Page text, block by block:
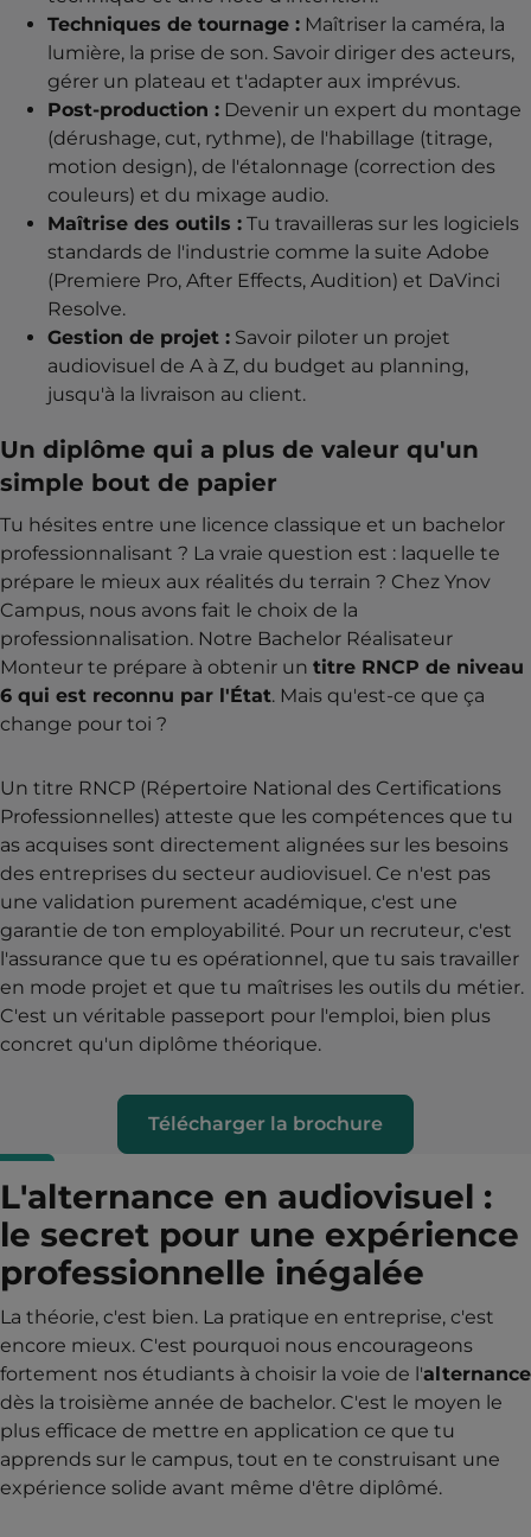
Techniques de tournage : Maîtriser la caméra, la
lumière, la prise de son. Savoir diriger des acteurs,
gérer un plateau et t'adapter aux imprévus.
Post-production : Devenir un expert du montage
(dérushage, cut, rythme), de l'habillage (titrage,
motion design), de l'étalonnage (correction des
couleurs) et du mixage audio.
Maîtrise des outils : Tu travailleras sur les logiciels
standards de l'industrie comme la suite Adobe
(Premiere Pro, After Effects, Audition) et DaVinci
Resolve.
Gestion de projet : Savoir piloter un projet
audiovisuel de A à Z, du budget au planning,
jusqu'à la livraison au client.
Un diplôme qui a plus de valeur qu'un
simple bout de papier
Tu hésites entre une licence classique et un bachelor
professionnalisant ? La vraie question est : laquelle te
prépare le mieux aux réalités du terrain ? Chez Ynov
Campus, nous avons fait le choix de la
professionnalisation. Notre Bachelor Réalisateur
Monteur te prépare à obtenir un titre RNCP de niveau
6 qui est reconnu par l'État. Mais qu'est-ce que ça
change pour toi ?
Un titre RNCP (Répertoire National des Certifications
Professionnelles) atteste que les compétences que tu
as acquises sont directement alignées sur les besoins
des entreprises du secteur audiovisuel. Ce n'est pas
une validation purement académique, c'est une
garantie de ton employabilité. Pour un recruteur, c'est
l'assurance que tu es opérationnel, que tu sais travailler
en mode projet et que tu maîtrises les outils du métier.
C'est un véritable passeport pour l'emploi, bien plus
concret qu'un diplôme théorique.
Télécharger la brochure
L'alternance en audiovisuel :
le secret pour une expérience
professionnelle inégalée
La théorie, c'est bien. La pratique en entreprise, c'est
encore mieux. C'est pourquoi nous encourageons
fortement nos étudiants à choisir la voie de l'alternance
dès la troisième année de bachelor. C'est le moyen le
plus efficace de mettre en application ce que tu
apprends sur le campus, tout en te construisant une
expérience solide avant même d'être diplômé.